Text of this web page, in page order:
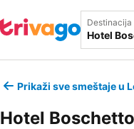
Destinacija
Prikaži sve smeštaje u
Hotel Boschetto